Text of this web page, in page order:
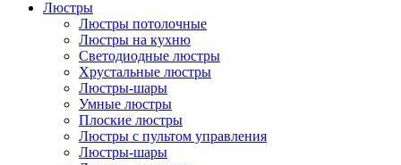
Люстры
Люстры потолочные
Люстры на кухню
Светодиодные люстры
Хрустальные люстры
Люстры-шары
Умные люстры
Плоские люстры
Люстры с пультом управления
Люстры-шары